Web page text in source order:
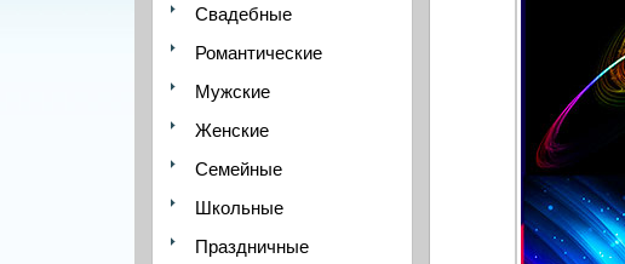
Свадебные
Романтические
Мужские
Женские
Семейные
Школьные
Праздничные